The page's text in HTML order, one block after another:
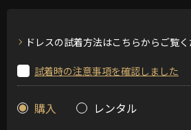
ドレスの試着方法はこちらからご覧く
試着時の注意事項を確認しました
購入 レンタル